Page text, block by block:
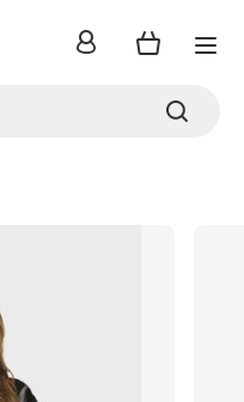
inloggen